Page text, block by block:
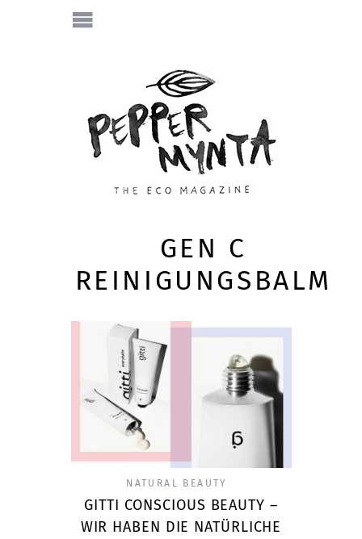
GEN C
REINIGUNGSBALM
NATURAL BEAUTY
GITTI CONSCIOUS BEAUTY –
WIR HABEN DIE NATÜRLICHE